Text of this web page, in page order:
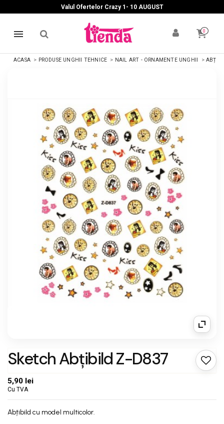
Valul Ofertelor Crazy 1- 10 AUGUST
0
ACASA PRODUSE UNGHII TEHNICE NAIL ART - ORNAMENTE UNGHII
Sketch Abțibild Z-D837
5,90 lei
Cu TVA
Abțibild cu model multicolor.